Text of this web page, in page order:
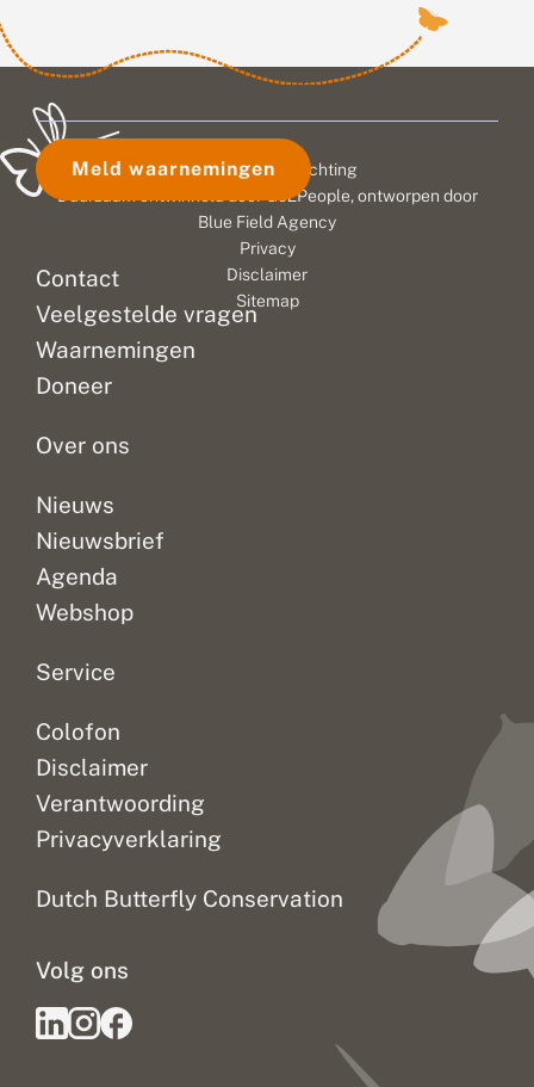
Contact
Veelgestelde vragen
Waarnemingen
Doneer
Over ons
Nieuws
Nieuwsbrief
Agenda
Webshop
Service
Colofon
Disclaimer
Verantwoording
Privacyverklaring
Dutch Butterfly Conservation
Volg ons
Meld waarnemingen
© 2026 Vlinderstichting
Duurzaam ontwikkeld doorGo2People, ontworpen door
Blue Field Agency
Privacy
Disclaimer
Sitemap